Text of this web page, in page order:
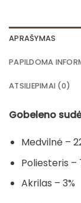
APRAŠYMAS
PAPILDOMA
ATSILIEPIMAI (0)
Gobeleno
Medvilnė –
Poliesteris –
Akrilas – 3%